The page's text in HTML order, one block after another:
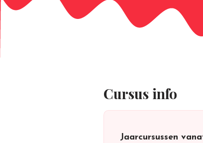
Cursus info
Jaarcursussen